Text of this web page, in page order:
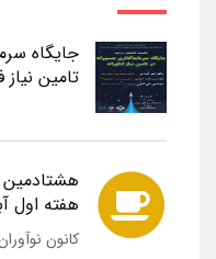
جایگاه
تامین نیاز
هشتادمین
هفته اول آبان 1401
کانون